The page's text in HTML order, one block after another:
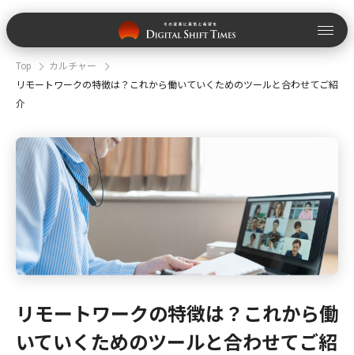
Top
カルチャー
リモートワークの特徴は？これから働いていくためのツールと合わせてご紹
介
リモートワークの特徴は？これから働
いていくためのツールと合わせてご紹